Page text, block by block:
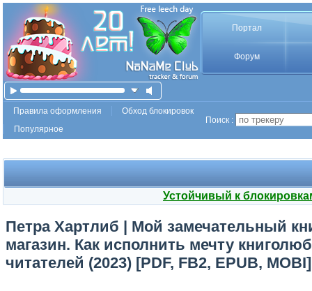
Портал
Форум
Правила оформления
Обход блокировок
Популярное
Поиск :
Устойчивый к
Петра Хартлиб | Мой замечательный
магазин. Как исполнить мечту
читателей (2023) [PDF, FB2, EPUB, MOBI]